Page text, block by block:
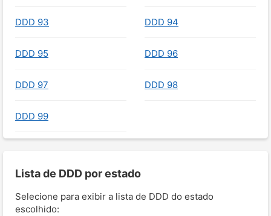
DDD 93 DDD 94
DDD 95 DDD 96
DDD 97 DDD 98
DDD 99
Lista de DDD por estado
Selecione para exibir a lista de DDD do estado
escolhido: